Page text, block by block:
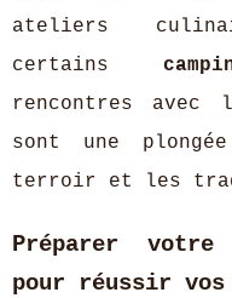
ateliers
certains
rencontres avec
sont une
terroir et les
Préparer
pour réussir vos